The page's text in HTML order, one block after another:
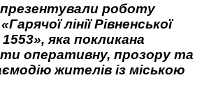
роботу
лінії Рівненської
яка покликана
оперативну, прозору та
жителів із міською